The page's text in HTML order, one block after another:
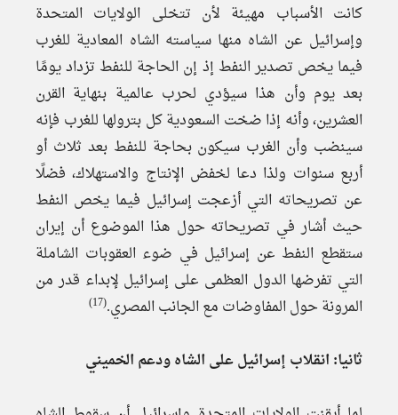
كانت الأسباب مهيئة لأن تتخلى الولايات المتحدة
وإسرائيل عن الشاه منها سياسته الشاه المعادية للغرب
فيما يخص تصدير النفط إذ إن الحاجة للنفط تزداد يومًا
بعد يوم وأن هذا سيؤدي لحرب عالمية بنهاية القرن
العشرين، وأنه إذا ضخت السعودية كل بترولها للغرب فإنه
سينضب وأن الغرب سيكون بحاجة للنفط بعد ثلاث أو
أربع سنوات ولذا دعا لخفض الإنتاج والاستهلاك، فضلًا
عن تصريحاته التي أزعجت إسرائيل فيما يخص النفط
حيث أشار في تصريحاته حول هذا الموضوع أن إيران
ستقطع النفط عن إسرائيل في ضوء العقوبات الشاملة
التي تفرضها الدول العظمى على إسرائيل لإبداء قدر من
المرونة حول المفاوضات مع الجانب المصري.(17)
ثانيا: انقلاب إسرائيل على الشاه ودعم الخميني